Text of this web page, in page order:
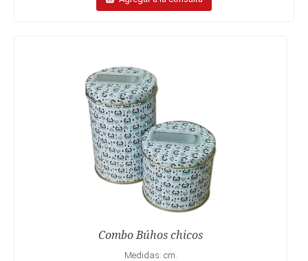
Combo Búhos chicos
Medidas: cm.